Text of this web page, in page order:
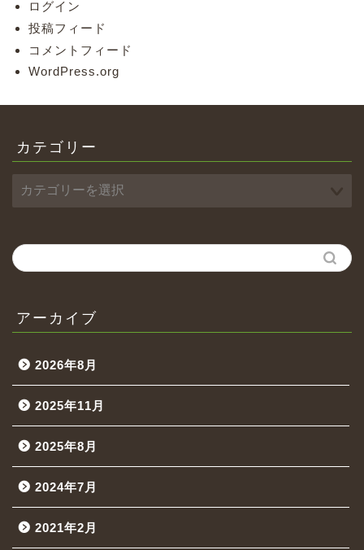
ログイン
投稿フィード
コメントフィード
WordPress.org
カテゴリー
アーカイブ
2026年8月
2025年11月
2025年8月
2024年7月
2021年2月